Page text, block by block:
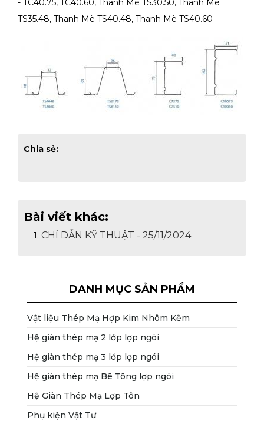
- TC40.75, TC40.60, Thanh Mè TS30.50, Thanh Mè
TS35.48, Thanh Mè TS40.48, Thanh Mè TS40.60
Chia sẻ:
Bài viết khác:
1. CHỈ DẪN KỸ THUẬT - 25/11/2024
DANH MỤC SẢN PHẨM
Vật liệu Thép Mạ Hợp Kim Nhôm Kẽm
Hệ giàn thép mạ 2 lớp lợp ngói
Hệ giàn thép mạ 3 lớp lợp ngói
Hệ giàn thép mạ Bê Tông lợp ngói
Hệ Giàn Thép Mạ Lợp Tôn
Phụ kiện Vật Tư